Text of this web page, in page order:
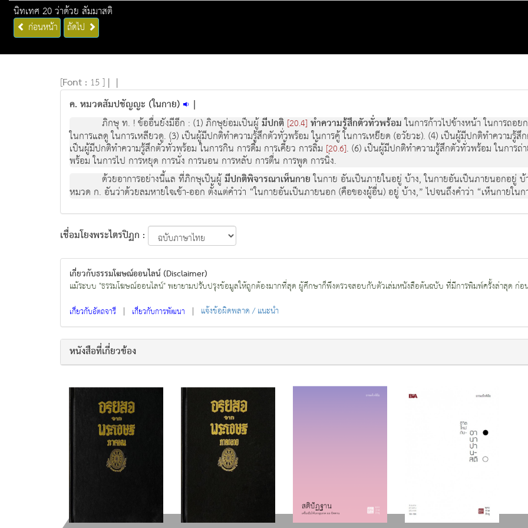
นิทเทศ 20 ว่าด้วย สัมมาสติ
ก่อนหน้า ถัดไป
[Font : 15 ] | |
ค. หมวดสัมปชัญญะ (ในกาย) |
ภิกษุ ท. ! ข้ออื่นยังมีอีก : (1) ภิกษุย่อมเป็นผู้มีปกติ [20.4] ทำความรู้สึกตัวทั่วพร้อมในการก้าวไปข้างหน้า ในการถอ
ในการแลดู ในการเหลียวดู. (3) เป็นผู้มีปกติทำความรู้สึกตัวทั่วพร้อม ในการคู้ ในการเหยียด (อวัยวะ). (4) เป็นผู้มีปกติทำความรู้สึ
เป็นผู้มีปกติทำความรู้สึกตัวทั่วพร้อม ในการกิน การดื่ม การเคี้ยว การลิ้ม [20.6]. (6) เป็นผู้มีปกติทำความรู้สึกตัวทั่วพร้อม ในการ
พร้อม ในการไป การหยุด การนั่ง การนอน การหลับ การตื่น การพูด การนิ่ง.
ด้วยอาการอย่างนี้แล ที่ภิกษุเป็นผู้มีปกติพิจารณาเห็นกายในกาย อันเป็นภายในอยู่ บ้าง, ในกายอันเป็นภายนอกอยู่
หมวด ก. อันว่าด้วยลมหายใจเข้า-ออก ตั้งแต่คำว่า “ในกายอันเป็นภายนอก (คือของผู้อื่น) อยู่ บ้าง,” ไปจนถึงคำว่า “เห็นกายใน
เชื่อมโยงพระไตรปิฏก :
เกี่ยวกับธรรมโฆษณ์ออนไลน์ (Disclaimer)
แม้ระบบ "ธรรมโฆษณ์ออนไลน์" พยายามปรับปรุงข้อมูลให้ถูกต้องมากที่สุด ผู้ศึกษาก็พึงตรวจสอบกับตัวเล่มหนังสือต้นฉบับ ที่มีการพิมพ์ครั้งล่าสุด ก่อน
เกี่ยวกับอัตถจารี | เกี่ยวกับการพัฒนา | แจ้งข้อผิดพลาด / แนะนำ
หนังสือที่เกี่ยวข้อง